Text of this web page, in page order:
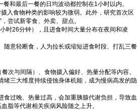
和最后一餐的日均波动都控制在1小时以内。
入食物种类的影响较为微弱。此外，研究首次区
尝试新零食、外卖、甜点。
时26分钟），且进食时间大量分布在夜间和凌
意轻断食，人为拉长或缩短进食时段、打乱三餐
次与间隔）、食物摄入偏好、热量分配等内容。
三大维度持续侵蚀身体机能，成为慢病高发的隐
过晚、热量过高，会加重胰腺代谢负担，导致血
脂等代谢相关疾病风险随之上升。